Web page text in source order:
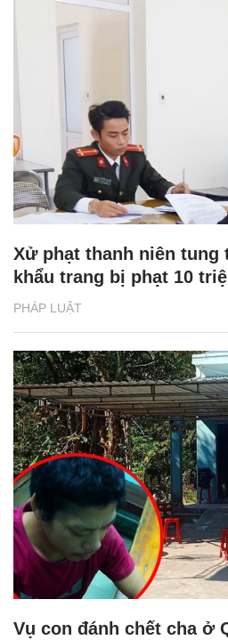
PHÁP LUẬT
Xử phạt thanh niên tung
khẩu trang bị phạt 10
Vụ con đánh chết cha ở